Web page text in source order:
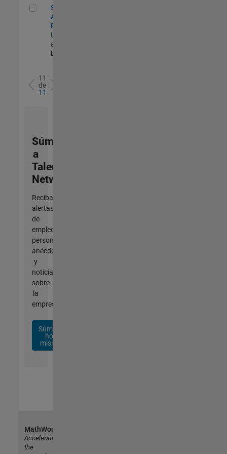
Senior Financial Analyst - Sales Planning & Forecasting
Senior Financial
Analyst - Sales
Planning & Forecasting
US-MA-Natick
and Operations |
Experimentado
11
de
11
Súmese
a
Talent
Network
Reciba
alertas
de
empleo
personalizadas,
anécdotas
y
noticias
sobre
la
empresa.
Súmese
hoy
mismo
MathWorks
Accelerating
the